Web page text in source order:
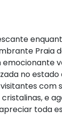
Praia
emocionante
no estado
com
e
toda